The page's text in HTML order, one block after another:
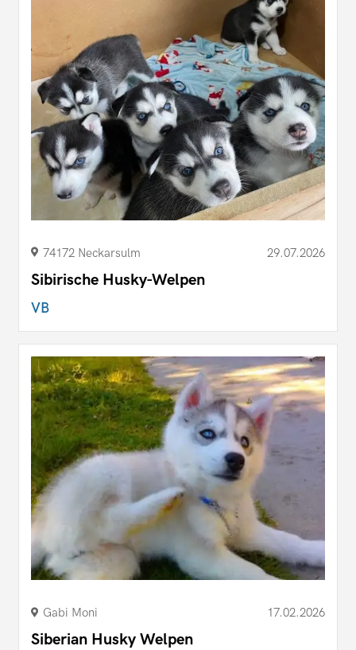
74172 Neckarsulm 29.07.2026
Sibirische Husky-Welpen
VB
Gabi Moni 17.02.2026
Siberian Husky Welpen